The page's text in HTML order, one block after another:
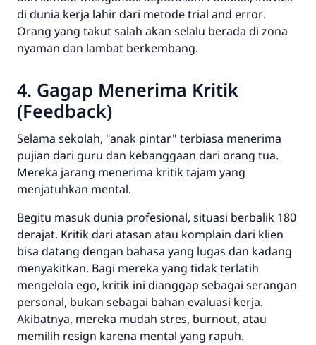
di dunia kerja lahir dari metodetrial and error.
Orang yang takut salah akan selalu berada di zona
nyaman dan lambat berkembang.
4. Gagap Menerima Kritik
(Feedback)
Selama sekolah, "anak pintar" terbiasa menerima
pujian dari guru dan kebanggaan dari orang tua.
Mereka jarang menerima kritik tajam yang
menjatuhkan mental.
Begitu masuk dunia profesional, situasi berbalik 180
derajat. Kritik dari atasan atau komplain dari klien
bisa datang dengan bahasa yang lugas dan kadang
menyakitkan. Bagi mereka yang tidak terlatih
mengelola ego, kritik ini dianggap sebagai serangan
personal, bukan sebagai bahan evaluasi kerja.
Akibatnya, mereka mudah stres, burnout, atau
memilih resign karena mental yang rapuh.